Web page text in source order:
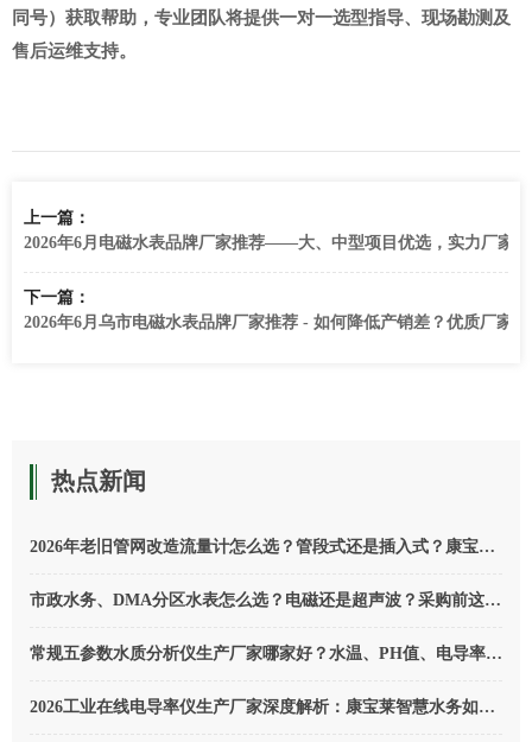
同号）获取帮助，专业团队将提供一对一选型指导、现场勘测及
售后运维支持。
上一篇：
2026年6月电磁水表品牌厂家推荐——大、中型项目优选，实力厂家
下一篇：
2026年6月乌市电磁水表品牌厂家推荐 - 如何降低产销差？优质厂家
热点新闻
2026年老旧管网改造流量计怎么选？管段式还是插入式？康宝莱水务给你讲清楚
市政水务、DMA分区水表怎么选？电磁还是超声波？采购前这些事你要知道
常规五参数水质分析仪生产厂家哪家好？水温、PH值、电导率、溶解氧、浊度监测深度解析（2026版）
2026工业在线电导率仪生产厂家深度解析：康宝莱智慧水务如何定义国产替代新标杆